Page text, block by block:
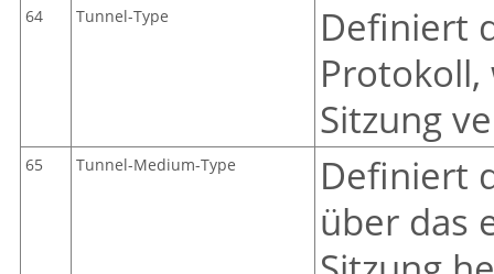
64 Tunnel-Type
Definiert
Sitzung
65 Tunnel-Medium-Type
Definiert
über das